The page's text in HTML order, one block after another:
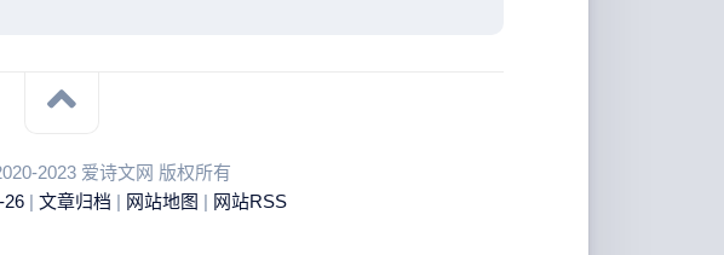
2023 爱诗文网 版权所有
26 | 文章归档 | 网站地图 | 网站RSS